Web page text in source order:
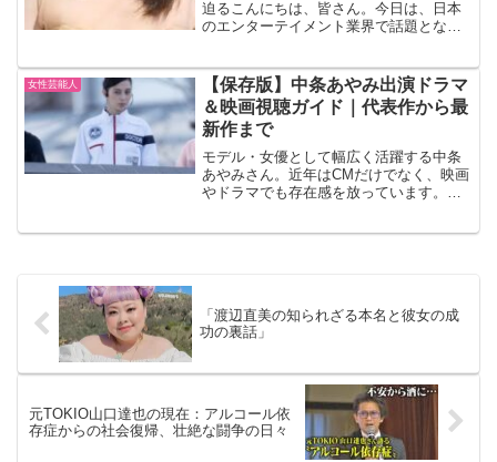
迫るこんにちは、皆さん。今日は、日本
のエンターテイメント業界で話題となっ
で多くの人々を魅了してきましたが、そ
の私生活は常に注目の的で...
女性芸能人
【保存版】中条あやみ出演ドラマ
＆映画視聴ガイド｜代表作から最
新作まで
モデル・女優として幅広く活躍する中条
あやみさん。近年はCMだけでなく、映画
やドラマでも存在感を放っています。本
「渡辺直美の知られざる本名と彼女の成
功の裏話」
元TOKIO山口達也の現在：アルコール依
存症からの社会復帰、壮絶な闘争の日々